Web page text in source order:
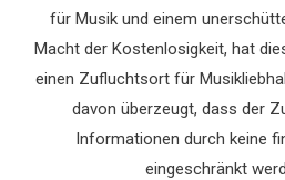
für Musik und einem
Macht der Kostenlosigkeit, hat
einen Zufluchtsort für
davon überzeugt, dass der
Informationen durch keine
eingeschränkt